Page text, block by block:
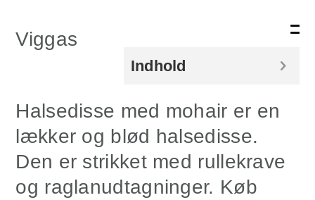
Indhold
Viggas
Halsedisse med mohair er en
lækker og blød halsedisse.
Den er strikket med rullekrave
og raglanudtagninger. Køb